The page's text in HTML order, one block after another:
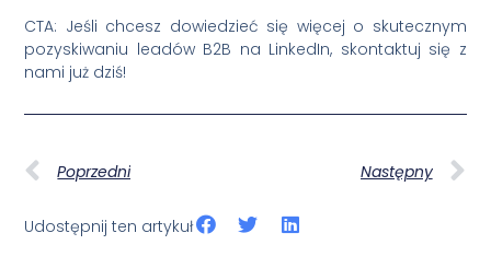
CTA: Jeśli chcesz dowiedzieć się więcej o skutecznym
pozyskiwaniu leadów B2B na LinkedIn, skontaktuj się z
nami już dziś!
Poprzedni Następny
Udostępnij ten artykuł